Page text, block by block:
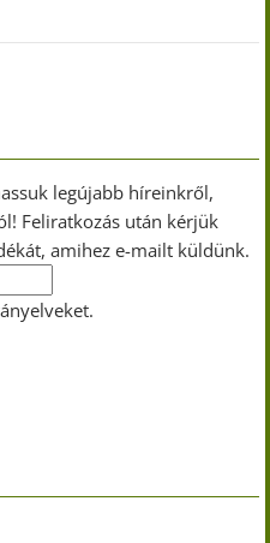
legújabb híreinkről,
Feliratkozás után kérjük
amihez e-mailt küldünk.